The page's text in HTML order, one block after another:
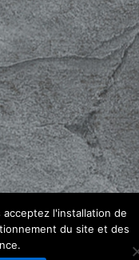
l'installation de
du site et des